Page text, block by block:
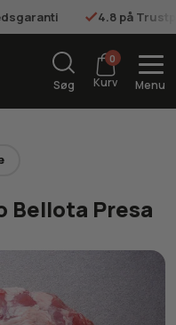
4.8 på
Søg
0
Kurv Menu
Bellota Presa